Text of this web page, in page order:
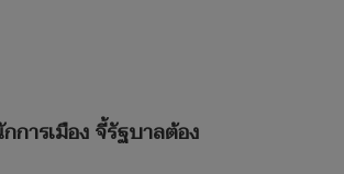
การเมือง จี้รัฐบาลต้อง